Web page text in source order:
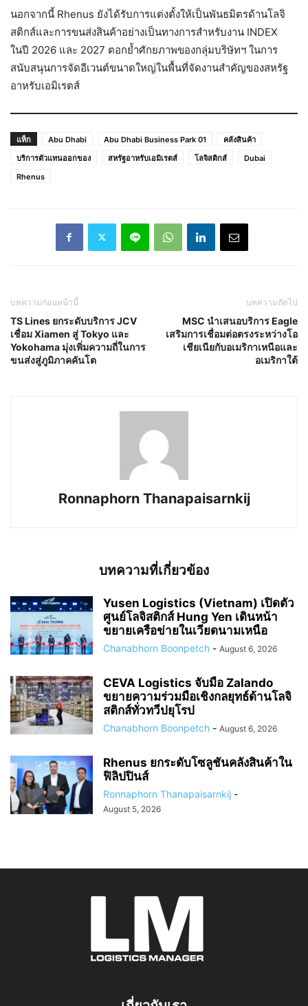
นอกจากนี้ Rhenus ยังได้รับการแต่งตั้งให้เป็นพันธมิตรด้านโลจิ
สติกส์และการขนส่งสินค้าอย่างเป็นทางการสำหรับงาน INDEX
ในปี 2026 และ 2027 ตอกย้ำศักยภาพของกลุ่มบริษัทฯ ในการ
สนับสนุนการจัดอีเวนต์ขนาดใหญ่ในพื้นที่จัดงานสำคัญของสหรัฐ
อาหรับเอมิเรตส์
แท็ก Abu Dhabi Abu Dhabi Business Park 01
คลังสินค้า
บริการตัวแทนออกของ
สหรัฐอาหรับเอมิเรตส์ โลจิสติกส์
Dubai
Rhenus
บทความก่อนหน้านี้
TS Lines ยกระดับบริการ JCV
เชื่อม Xiamen สู่ Tokyo และ
Yokohama มุ่งเพิ่มความถี่ในการ
ขนส่งสู่ภูมิภาคคันโต
บทความถัดไป
MSC นำเสนอบริการ Eagle
เสริมการเชื่อมต่อตรงระหว่างโอ
เชียเนียกับอเมริกาเหนือและ
อเมริกาใต้
Ronnaphorn Thanapaisarnkij
บทความที่เกี่ยวข้อง
Yusen Logistics (Vietnam) เปิดตัว
ศูนย์โลจิสติกส์ Hung Yen เดินหน้า
ขยายเครือข่ายในเวียดนามเหนือ
Chanabhorn Boonpetch - August 6, 2026
CEVA Logistics จับมือ Zalando
ขยายความร่วมมือเชิงกลยุทธ์ด้านโลจิ
สติกส์ทั่วทวีปยุโรป
Chanabhorn Boonpetch - August 6, 2026
Rhenus ยกระดับโซลูชันคลังสินค้าใน
ฟิลิปปินส์
Ronnaphorn Thanapaisarnkij -
August 5, 2026